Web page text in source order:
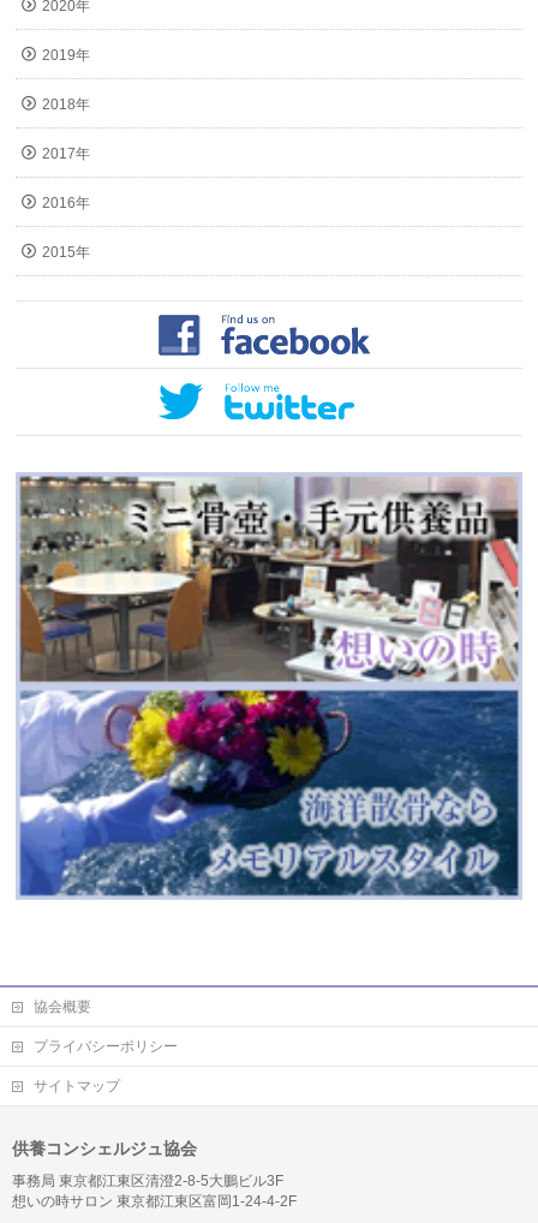
2020年
2019年
2018年
2017年
2016年
2015年
協会概要
プライバシーポリシー
サイトマップ
供養コンシェルジュ協会
事務局 東京都江東区清澄2-8-5大鵬ビル3F
想いの時サロン 東京都江東区富岡1-24-4-2F